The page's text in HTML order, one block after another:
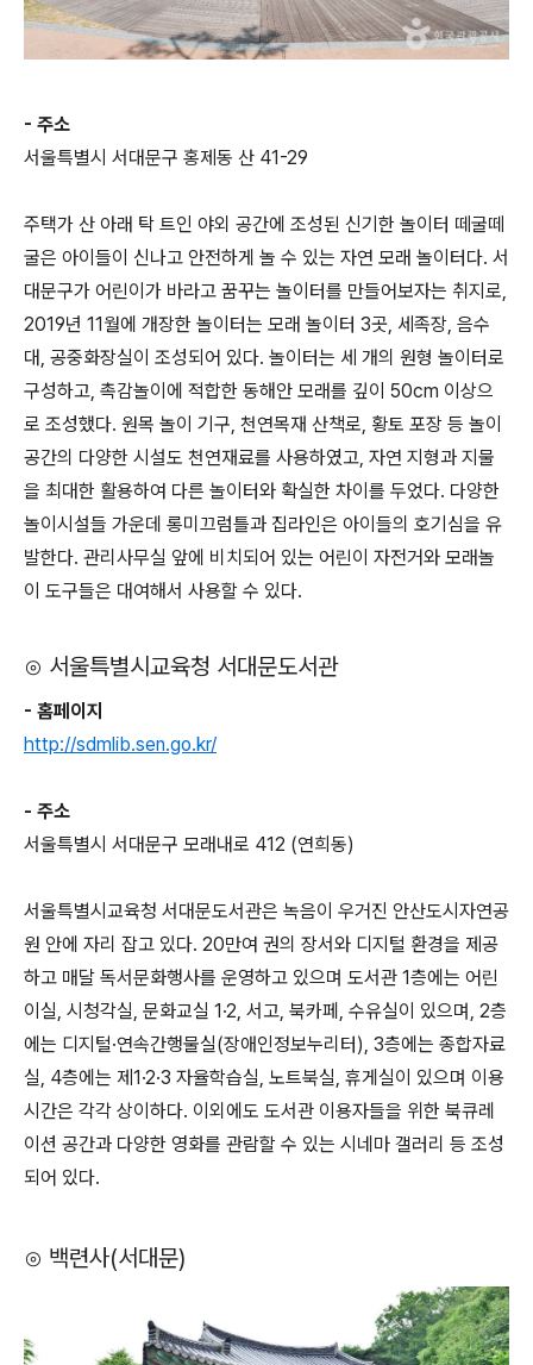
- 주소
서울특별시 서대문구 홍제동 산 41-29
주택가 산 아래 탁 트인 야외 공간에 조성된 신기한 놀이터 떼굴떼
굴은 아이들이 신나고 안전하게 놀 수 있는 자연 모래 놀이터다. 서
대문구가 어린이가 바라고 꿈꾸는 놀이터를 만들어보자는 취지로,
2019년 11월에 개장한 놀이터는 모래 놀이터 3곳, 세족장, 음수
대, 공중화장실이 조성되어 있다. 놀이터는 세 개의 원형 놀이터로
구성하고, 촉감놀이에 적합한 동해안 모래를 깊이 50cm 이상으
로 조성했다. 원목 놀이 기구, 천연목재 산책로, 황토 포장 등 놀이
공간의 다양한 시설도 천연재료를 사용하였고, 자연 지형과 지물
을 최대한 활용하여 다른 놀이터와 확실한 차이를 두었다. 다양한
놀이시설들 가운데 롱미끄럼틀과 집라인은 아이들의 호기심을 유
발한다. 관리사무실 앞에 비치되어 있는 어린이 자전거와 모래놀
이 도구들은 대여해서 사용할 수 있다.
⊙ 서울특별시교육청 서대문도서관
- 홈페이지
http://sdmlib.sen.go.kr/
- 주소
서울특별시 서대문구 모래내로 412 (연희동)
서울특별시교육청 서대문도서관은 녹음이 우거진 안산도시자연공
원 안에 자리 잡고 있다. 20만여 권의 장서와 디지털 환경을 제공
하고 매달 독서문화행사를 운영하고 있으며 도서관 1층에는 어린
이실, 시청각실, 문화교실 1·2, 서고, 북카페, 수유실이 있으며, 2층
에는 디지털·연속간행물실(장애인정보누리터), 3층에는 종합자료
실, 4층에는 제1·2·3 자율학습실, 노트북실, 휴게실이 있으며 이용
시간은 각각 상이하다. 이외에도 도서관 이용자들을 위한 북큐레
이션 공간과 다양한 영화를 관람할 수 있는 시네마 갤러리 등 조성
되어 있다.
⊙ 백련사(서대문)